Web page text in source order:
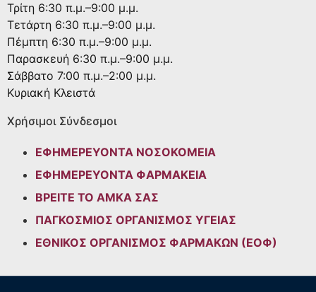
Τρίτη 6:30 π.μ.–9:00 μ.μ.
Τετάρτη 6:30 π.μ.–9:00 μ.μ.
Πέμπτη 6:30 π.μ.–9:00 μ.μ.
Παρασκευή 6:30 π.μ.–9:00 μ.μ.
Σάββατο 7:00 π.μ.–2:00 μ.μ.
Κυριακή Κλειστά
Χρήσιμοι Σύνδεσμοι
ΕΦΗΜΕΡΕΥΟΝΤΑ ΝΟΣΟΚΟΜΕΙΑ
ΕΦΗΜΕΡΕΥΟΝΤΑ ΦΑΡΜΑΚΕΙΑ
ΒΡΕΙΤΕ ΤΟ ΑΜΚΑ ΣΑΣ
ΠΑΓΚΟΣΜΙΟΣ ΟΡΓΑΝΙΣΜΟΣ ΥΓΕΙΑΣ
ΕΘΝΙΚΟΣ ΟΡΓΑΝΙΣΜΟΣ ΦΑΡΜΑΚΩΝ (ΕΟΦ)